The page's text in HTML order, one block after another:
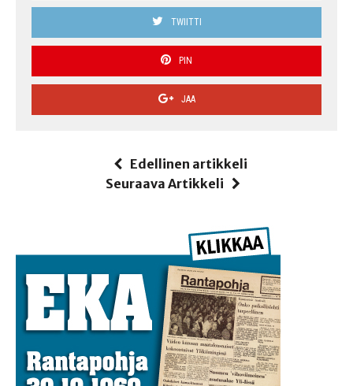
TWIITTI
PIN
JAA
Edellinen artikkeli
Seuraava Artikkeli